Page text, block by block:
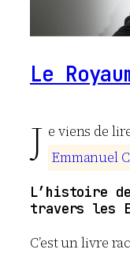
Le
J e viens de
Emmanuel C
L’histoire
travers les
C’est un livre